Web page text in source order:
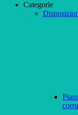
Categorie